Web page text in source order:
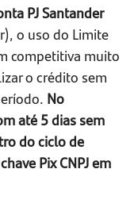
PJ Santander
o uso do Limite
competitiva muito
o crédito sem
No
até 5 dias sem
do ciclo de
Pix CNPJ em